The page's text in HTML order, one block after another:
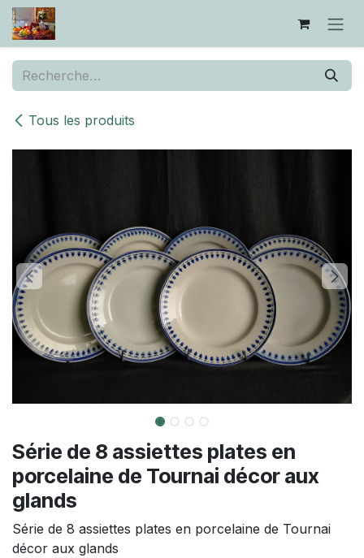
Se rendre au contenu
Tous les produits
Série de 8 assiettes plates en
porcelaine de Tournai décor aux
glands
Série de 8 assiettes plates en porcelaine de Tournai
décor aux glands